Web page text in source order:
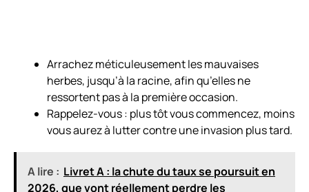
Arrachez méticuleusement les mauvaises
herbes, jusqu’à la racine, afin qu’elles ne
ressortent pas à la première occasion.
Rappelez-vous : plus tôt vous commencez, moins
vous aurez à lutter contre une invasion plus tard.
A lire : Livret A : la chute du taux se poursuit en
2026, que vont réellement perdre les